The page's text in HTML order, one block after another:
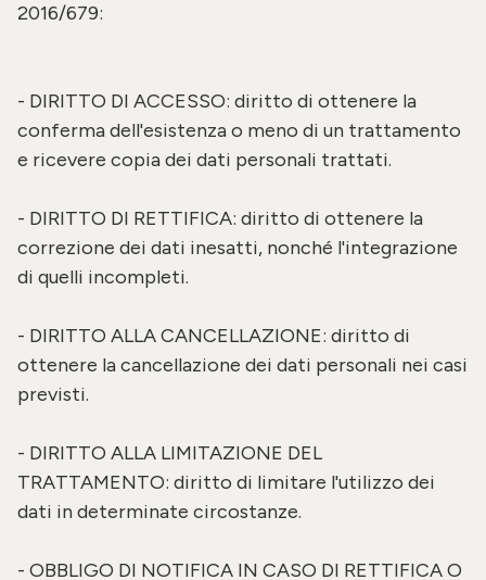
2016/679:
- DIRITTO DI ACCESSO: diritto di ottenere la
conferma dell'esistenza o meno di un trattamento
e ricevere copia dei dati personali trattati.
- DIRITTO DI RETTIFICA: diritto di ottenere la
correzione dei dati inesatti, nonché l'integrazione
di quelli incompleti.
- DIRITTO ALLA CANCELLAZIONE: diritto di
ottenere la cancellazione dei dati personali nei casi
previsti.
- DIRITTO ALLA LIMITAZIONE DEL
TRATTAMENTO: diritto di limitare l'utilizzo dei
dati in determinate circostanze.
- OBBLIGO DI NOTIFICA IN CASO DI RETTIFICA O